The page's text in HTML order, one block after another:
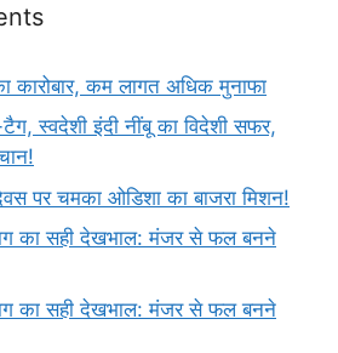
कारोबार, कम लागत अधिक मुनाफा
स्वदेशी इंदी नींबू का विदेशी सफर,
पर चमका ओडिशा का बाजरा मिशन!
का सही देखभाल: मंजर से फल बनने
का सही देखभाल: मंजर से फल बनने